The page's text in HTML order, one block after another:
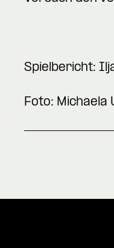
Spielbericht:
Foto: Michaela